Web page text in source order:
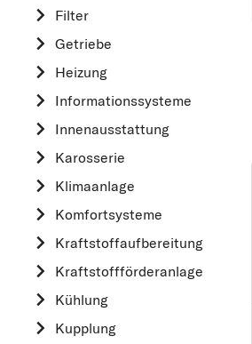
Filter
Getriebe
Heizung
Informationssysteme
Innenausstattung
Karosserie
Klimaanlage
Komfortsysteme
Kraftstoff­aufbereitung
Kraftstoff­förderanlage
Kühlung
Kupplung